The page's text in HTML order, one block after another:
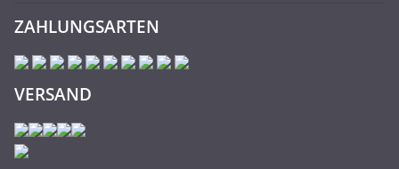
ZAHLUNGSARTEN
VERSAND